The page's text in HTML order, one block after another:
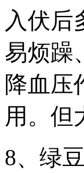
入伏后
易烦躁
降血压
用。但
8、绿豆